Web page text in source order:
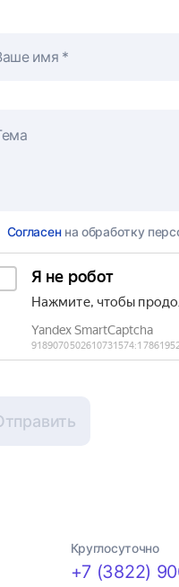
имя
Согласенна обработку
Круглосуточно
+7 (3822)